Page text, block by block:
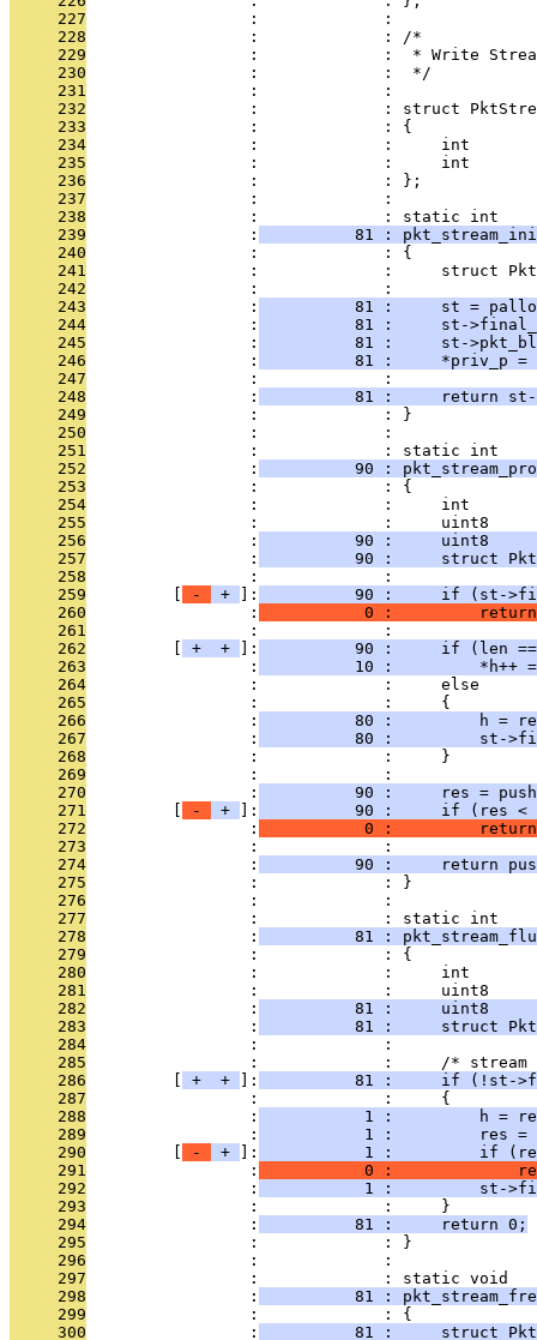
     227
                 :             :
     228
                 :             : /*
     229
:             :  * Write
     230
                 :             :  */
     231
                 :             :
     232
:             : struct
     233
                 :             : {
     234
:             :     int
     235
:             :     int
     236
                 :             : };
     237
                 :             :
     238
                 :             : static int
     239
                 :
81 :
     240
                 :             : {
     241
:             :     struct
     242
                 :             :
     243
                 :
81 :     st =
     244
                 :
81 :     st-
     245
                 :
81 :     st-
     246
                 :
81 :     *priv_p =
     247
                 :             :
     248
                 :
81 :     return
     249
                 :             : }
     250
                 :             :
     251
                 :             : static int
     252
                 :
90 :
     253
                 :             : {
     254
:             :     int
     255
:             :     uint8
     256
                 :
90 :     uint8
     257
                 :
90 :     struct
     258
                 :             :
     259
- + ]:
90 :     if (st-
     260
                 :
0 :
     261
                 :             :
     262
+ + ]:
90 :     if (len
     263
                 :
10 :         *h++
     264
                 :             :     else
     265
                 :             :     {
     266
                 :
80 :         h =
     267
                 :
80 :         st-
     268
                 :             :     }
     269
                 :             :
     270
                 :
90 :     res =
     271
- + ]:
90 :     if (res <
     272
                 :
0 :
     273
                 :             :
     274
                 :
90 :     return
     275
                 :             : }
     276
                 :             :
     277
                 :             : static int
     278
                 :
81 :
     279
                 :             : {
     280
:             :     int
     281
:             :     uint8
     282
                 :
81 :     uint8
     283
                 :
81 :     struct
     284
                 :             :
     285
:             :     /*
     286
+ + ]:
81 :     if (!st-
     287
                 :             :     {
     288
                 :
1 :         h =
     289
                 :
1 :         res =
     290
- + ]:
1 :         if
     291
                 :
0 :
     292
                 :
1 :         st-
     293
                 :             :     }
     294
                 :
          81 :     return 0;
     295
                 :             : }
     296
                 :             :
     297
                 :             : static void
     298
                 :
81 :
     299
                 :             : {
     300
                 :
81 :     struct